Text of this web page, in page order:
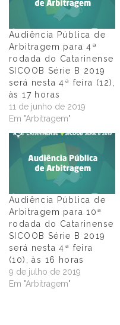
Audiência Pública de
Arbitragem para 4ª
rodada do Catarinense
SICOOB Série B 2019
será nesta 4ª feira (12),
às 17 horas
11 de junho de 2019
Em "Arbitragem"
Audiência Pública de
Arbitragem para 10ª
rodada do Catarinense
SICOOB Série B 2019
será nesta 4ª feira
(10), às 16 horas
9 de julho de 2019
Em "Arbitragem"